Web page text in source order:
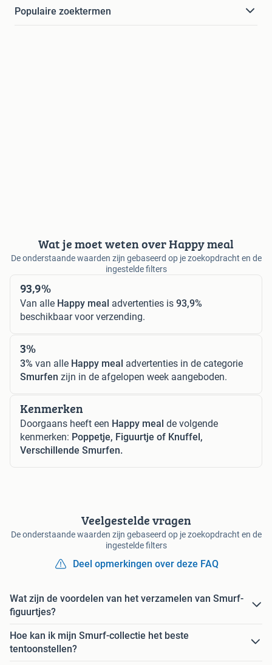
Populaire zoektermen
Wat je moet weten over Happy meal
De onderstaande waarden zijn gebaseerd op je zoekopdracht en de
ingestelde filters
93,9%
Van alle Happy meal advertenties is 93,9%
beschikbaar voor verzending.
3%
3% van alle Happy meal advertenties in de categorie
Smurfen zijn in de afgelopen week aangeboden.
Kenmerken
Doorgaans heeft een Happy meal de volgende
kenmerken: Poppetje, Figuurtje of Knuffel,
Verschillende Smurfen.
Veelgestelde vragen
De onderstaande waarden zijn gebaseerd op je zoekopdracht en de
ingestelde filters
Deel opmerkingen over deze FAQ
Wat zijn de voordelen van het verzamelen van Smurf-
figuurtjes?
Hoe kan ik mijn Smurf-collectie het beste
tentoonstellen?